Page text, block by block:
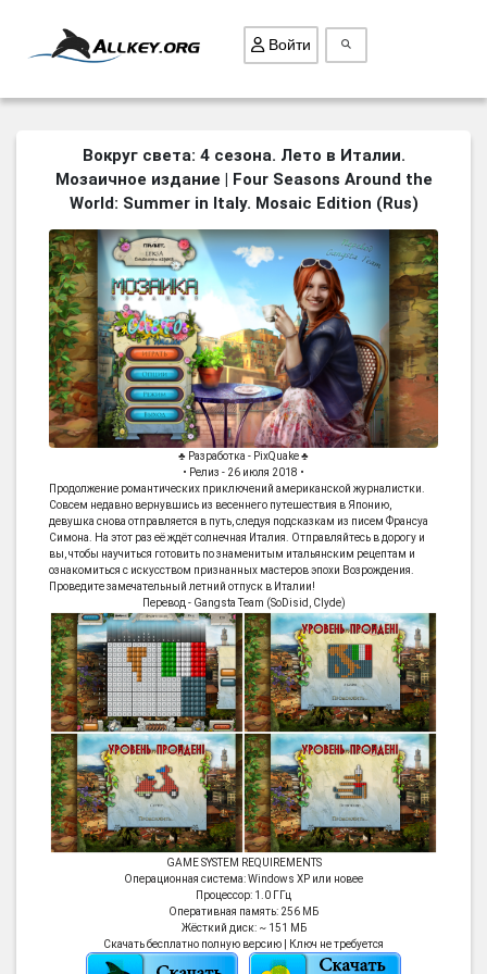
ВСЕ ИГРЫ
ПОИСК ПРЕДМЕТОВ
БИЗНЕС
ТРИ-В-РЯД
СТРАТЕГИИ
СТРЕЛЯЛКИ
КВЕСТ
КАК СКАЧАТЬ
Войти
Вокруг света: 4 сезона. Лето в Италии.
Мозаичное издание | Four Seasons Around the
World: Summer in Italy. Mosaic Edition (Rus)
♣ Разработка - PixQuake ♣
• Релиз - 26 июля 2018 •
Продолжение романтических приключений американской журналистки.
Совсем недавно вернувшись из весеннего путешествия в Японию,
девушка снова отправляется в путь, следуя подсказкам из писем Франсуа
Симона. На этот раз её ждёт солнечная Италия. Отправляйтесь в дорогу и
вы, чтобы научиться готовить по знаменитым итальянским рецептам и
ознакомиться с искусством признанных мастеров эпохи Возрождения.
Проведите замечательный летний отпуск в Италии!
Перевод - Gangsta Team (SoDisid, Clyde)
GAME SYSTEM REQUIREMENTS
Операционная система: Windows XP или новее
Процессор: 1.0 ГГц
Оперативная память: 256 МБ
Жёсткий диск: ~ 151 МБ
Скачать бесплатно полную версию | Ключ не требуется